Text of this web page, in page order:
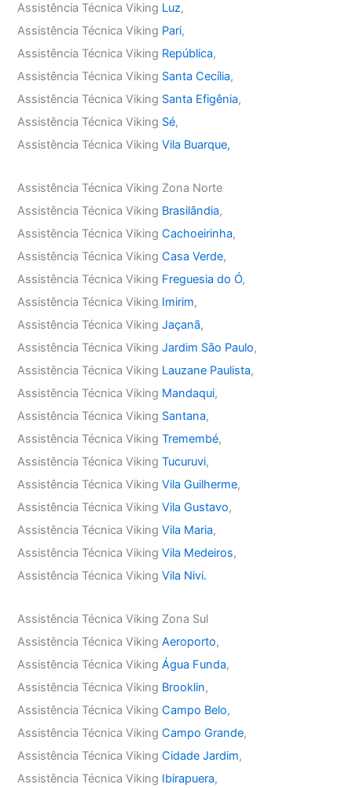
Assistência Técnica Viking Luz,
Assistência Técnica Viking Pari,
Assistência Técnica Viking República,
Assistência Técnica Viking Santa Cecília,
Assistência Técnica Viking Santa Efigênia,
Assistência Técnica Viking Sé,
Assistência Técnica VikingVila Buarque,
Assistência Técnica Viking Zona Norte
Assistência Técnica Viking Brasilândia,
Assistência Técnica VikingCachoeirinha,
Assistência Técnica VikingCasa Verde,
Assistência Técnica Viking Freguesia do Ó,
Assistência Técnica Viking Imirim,
Assistência Técnica VikingJaçanã,
Assistência Técnica VikingJardim São Paulo,
Assistência Técnica Viking Lauzane Paulista,
Assistência Técnica Viking Mandaqui,
Assistência Técnica Viking Santana,
Assistência Técnica VikingTremembé,
Assistência Técnica VikingTucuruvi,
Assistência Técnica VikingVila Guilherme,
Assistência Técnica VikingVila Gustavo,
Assistência Técnica VikingVila Maria,
Assistência Técnica VikingVila Medeiros,
Assistência Técnica VikingVila Nivi.
Assistência Técnica Viking Zona Sul
Assistência Técnica VikingAeroporto,
Assistência Técnica VikingÁgua Funda,
Assistência Técnica Viking Brooklin,
Assistência Técnica VikingCampo Belo,
Assistência Técnica VikingCampo Grande,
Assistência Técnica VikingCidade Jardim,
Assistência Técnica Viking Ibirapuera,